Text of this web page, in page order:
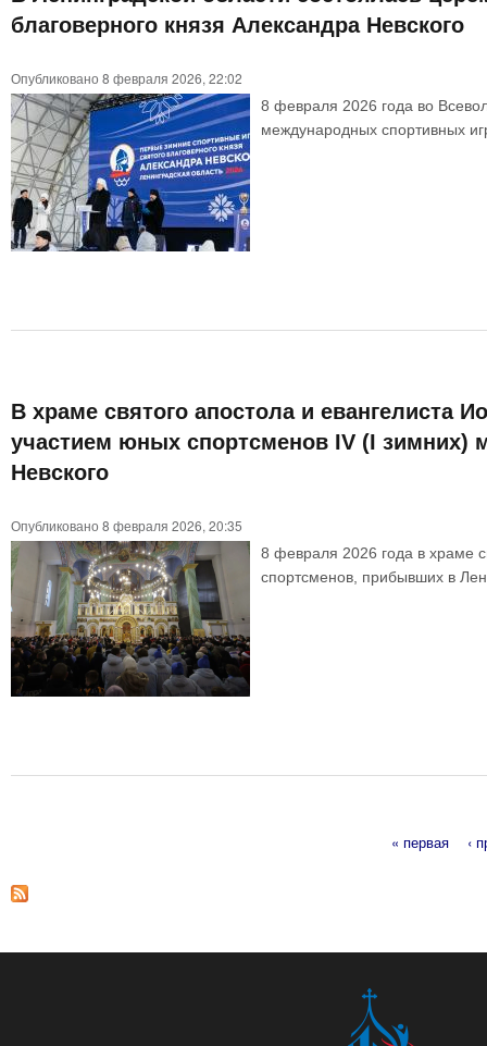
благоверного князя Александра Невского
Опубликовано 8 февраля 2026, 22:02
8 февраля 2026 года во
международных спортивных
В храме святого апостола и евангелиста
участием юных спортсменов IV (I зимних)
Невского
Опубликовано 8 февраля 2026, 20:35
8 февраля 2026 года в храме
спортсменов, прибывших в
Страницы
« первая ‹